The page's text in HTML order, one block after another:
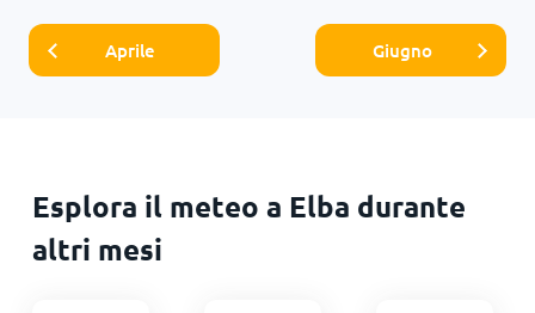
Aprile Giugno
Esplora il meteo a Elba durante
altri mesi